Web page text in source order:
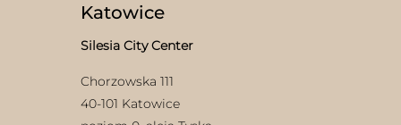
Katowice
Silesia City Center
Chorzowska 111
40-101 Katowice